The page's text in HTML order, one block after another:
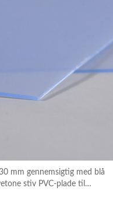
mm gennemsigtig med blå
stiv PVC-plade til